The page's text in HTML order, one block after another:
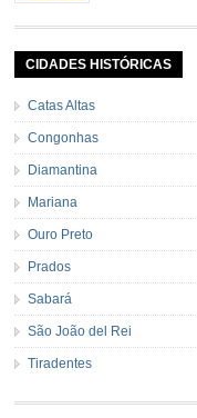
pele e sem sementes 1
CIDADES HISTÓRICAS
Catas Altas
Congonhas
Diamantina
Mariana
Ouro Preto
Prados
Sabará
São João del Rei
Tiradentes